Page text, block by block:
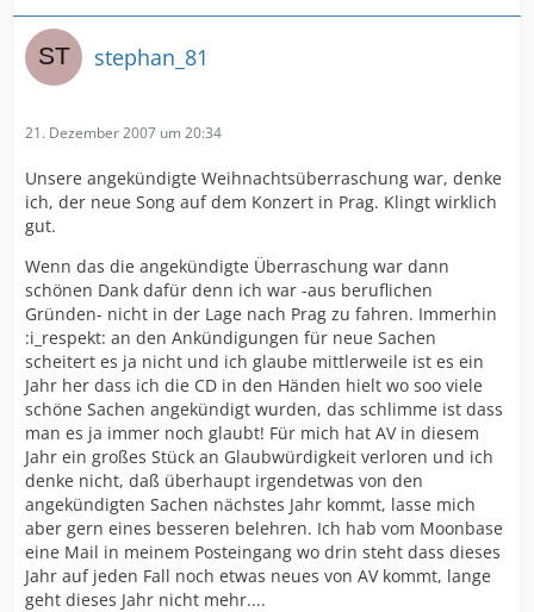
stephan_81
21. Dezember 2007 um 20:34
Unsere angekündigte Weihnachtsüberraschung war, denke
ich, der neue Song auf dem Konzert in Prag. Klingt wirklich
gut.
Wenn das die angekündigte Überraschung war dann
schönen Dank dafür denn ich war -aus beruflichen
Gründen- nicht in der Lage nach Prag zu fahren. Immerhin
:i_respekt: an den Ankündigungen für neue Sachen
scheitert es ja nicht und ich glaube mittlerweile ist es ein
Jahr her dass ich die CD in den Händen hielt wo soo viele
schöne Sachen angekündigt wurden, das schlimme ist dass
man es ja immer noch glaubt! Für mich hat AV in diesem
Jahr ein großes Stück an Glaubwürdigkeit verloren und ich
denke nicht, daß überhaupt irgendetwas von den
angekündigten Sachen nächstes Jahr kommt, lasse mich
aber gern eines besseren belehren. Ich hab vom Moonbase
eine Mail in meinem Posteingang wo drin steht dass dieses
Jahr auf jeden Fall noch etwas neues von AV kommt, lange
geht dieses Jahr nicht mehr....